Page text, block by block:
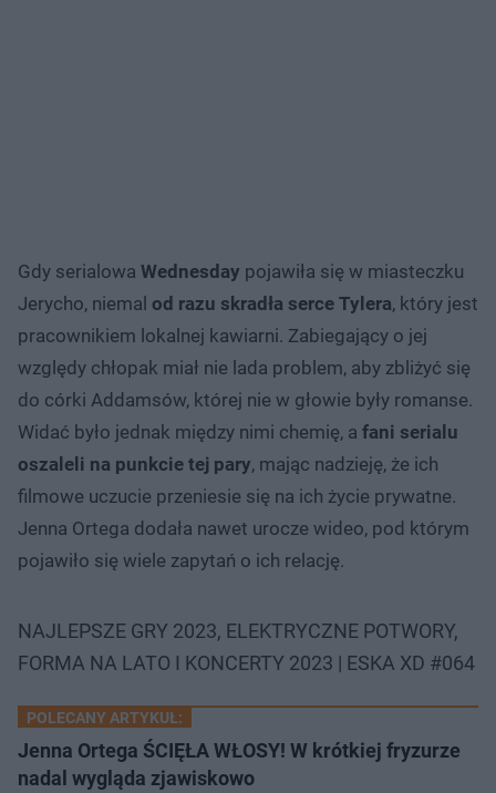
Gdy serialowa Wednesday pojawiła się w miasteczku
Jerycho, niemal od razu skradła serce Tylera, który jest
pracownikiem lokalnej kawiarni. Zabiegający o jej
względy chłopak miał nie lada problem, aby zbliżyć się
do córki Addamsów, której nie w głowie były romanse.
Widać było jednak między nimi chemię, a fani serialu
oszaleli na punkcie tej pary, mając nadzieję, że ich
filmowe uczucie przeniesie się na ich życie prywatne.
Jenna Ortega dodała nawet urocze wideo, pod którym
pojawiło się wiele zapytań o ich relację.
NAJLEPSZE GRY 2023, ELEKTRYCZNE POTWORY,
FORMA NA LATO I KONCERTY 2023 | ESKA XD #064
POLECANY ARTYKUŁ:
Jenna Ortega ŚCIĘŁA WŁOSY! W krótkiej fryzurze
nadal wygląda zjawiskowo